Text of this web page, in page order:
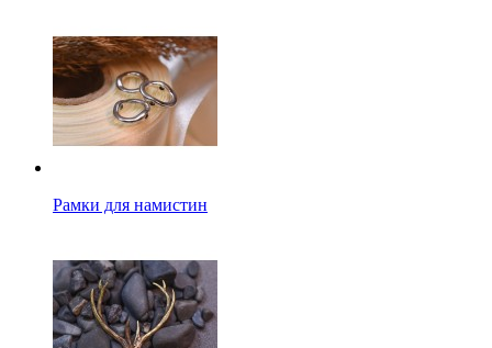
Рамки для намистин